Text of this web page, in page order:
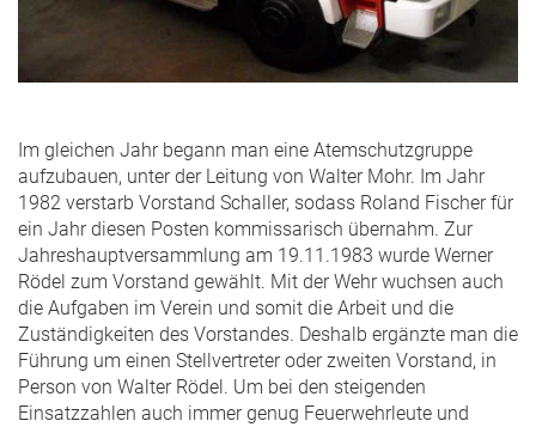
Im gleichen Jahr begann man eine Atemschutzgruppe
aufzubauen, unter der Leitung von Walter Mohr. Im Jahr
1982 verstarb Vorstand Schaller, sodass Roland Fischer für
ein Jahr diesen Posten kommissarisch übernahm. Zur
Jahreshauptversammlung am 19.11.1983 wurde Werner
Rödel zum Vorstand gewählt. Mit der Wehr wuchsen auch
die Aufgaben im Verein und somit die Arbeit und die
Zuständigkeiten des Vorstandes. Deshalb ergänzte man die
Führung um einen Stellvertreter oder zweiten Vorstand, in
Person von Walter Rödel. Um bei den steigenden
Einsatzzahlen auch immer genug Feuerwehrleute und